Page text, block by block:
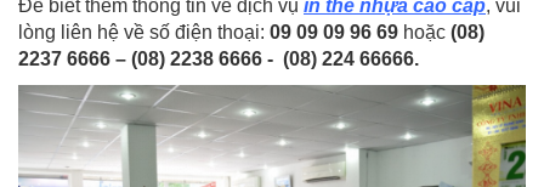
Để biết thêm thông tin về dịch vụ in thẻ nhựa cao cấp, vui
lòng liên hệ về số điện thoại: 09 09 09 96 69 hoặc (08)
2237 6666 – (08) 2238 6666 - (08) 224 66666.